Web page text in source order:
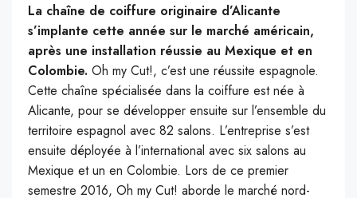
La chaîne de coiffure originaire d’Alicante
s’implante cette année sur le marché américain,
après une installation réussie au Mexique et en
Colombie. Oh my Cut!, c’est une réussite espagnole.
Cette chaîne spécialisée dans la coiffure est née à
Alicante, pour se développer ensuite sur l’ensemble du
territoire espagnol avec 82 salons. L’entreprise s’est
ensuite déployée à l’international avec six salons au
Mexique et un en Colombie. Lors de ce premier
semestre 2016, Oh my Cut! aborde le marché nord-